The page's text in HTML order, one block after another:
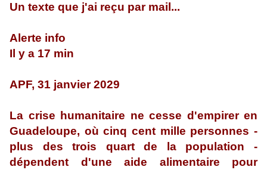
Un texte que j'ai reçu par mail...
Alerte info
Il y a 17 min
APF, 31 janvier 2029
La crise humanitaire ne cesse d'empirer en
Guadeloupe, où cinq cent mille personnes -
plus des trois quart de la population -
dépendent d'une aide alimentaire pour